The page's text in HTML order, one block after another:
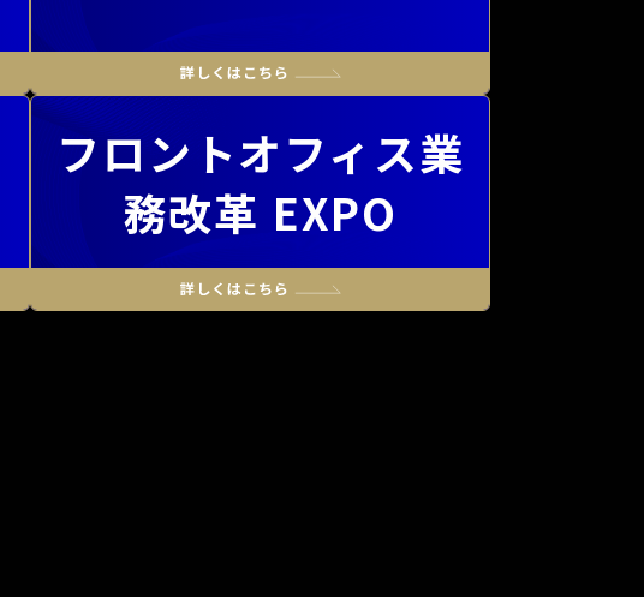
フロントオフィス業
務改革 EXPO